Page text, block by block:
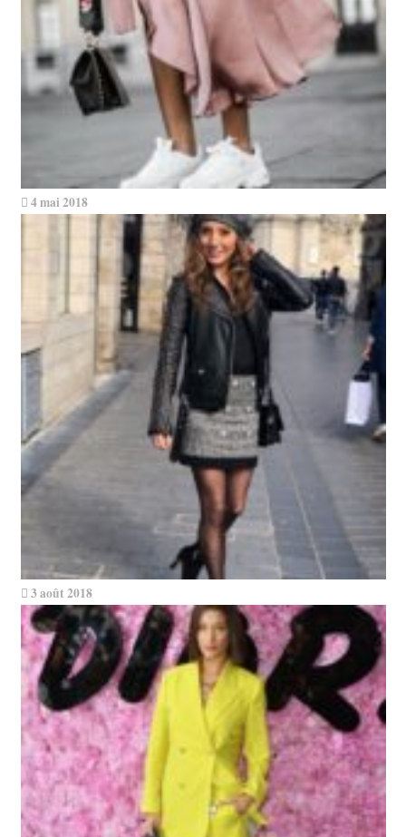
4 mai 2018
3 août 2018